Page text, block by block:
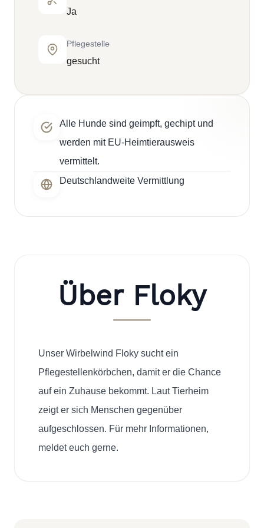
Ja
Pflegestelle
gesucht
Alle Hunde sind geimpft, gechipt und
werden mit EU-Heimtierausweis
vermittelt.
Deutschlandweite Vermittlung
Über Floky
Unser Wirbelwind Floky sucht ein
Pflegestellenkörbchen, damit er die Chance
auf ein Zuhause bekommt. Laut Tierheim
zeigt er sich Menschen gegenüber
aufgeschlossen. Für mehr Informationen,
meldet euch gerne.